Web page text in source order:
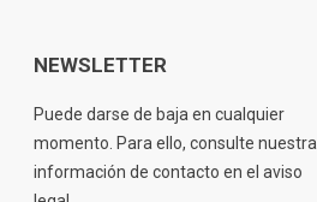
NEWSLETTER
Puede darse de baja en cualquier
momento. Para ello, consulte nuestra
información de contacto en el aviso